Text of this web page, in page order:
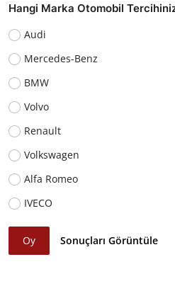
Hangi Marka Otomobil
Audi
Mercedes-Benz
BMW
Volvo
Renault
Volkswagen
Alfa Romeo
IVECO
Oy Sonuçları Görüntüle